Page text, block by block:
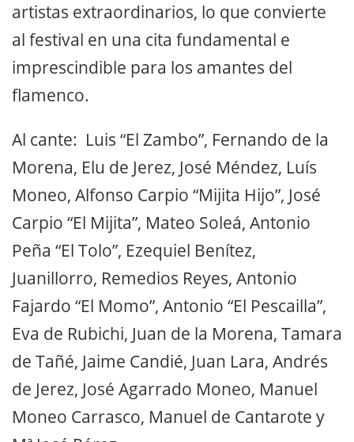
artistas extraordinarios, lo que convierte
al festival en una cita fundamental e
imprescindible para los amantes del
flamenco.
Al cante: Luis “El Zambo”, Fernando de la
Morena, Elu de Jerez, José Méndez, Luís
Moneo, Alfonso Carpio “Mijita Hijo”, José
Carpio “El Mijita”, Mateo Soleá, Antonio
Peña “El Tolo”, Ezequiel Benítez,
Juanillorro, Remedios Reyes, Antonio
Fajardo “El Momo”, Antonio “El Pescailla”,
Eva de Rubichi, Juan de la Morena, Tamara
de Tañé, Jaime Candié, Juan Lara, Andrés
de Jerez, José Agarrado Moneo, Manuel
Moneo Carrasco, Manuel de Cantarote y